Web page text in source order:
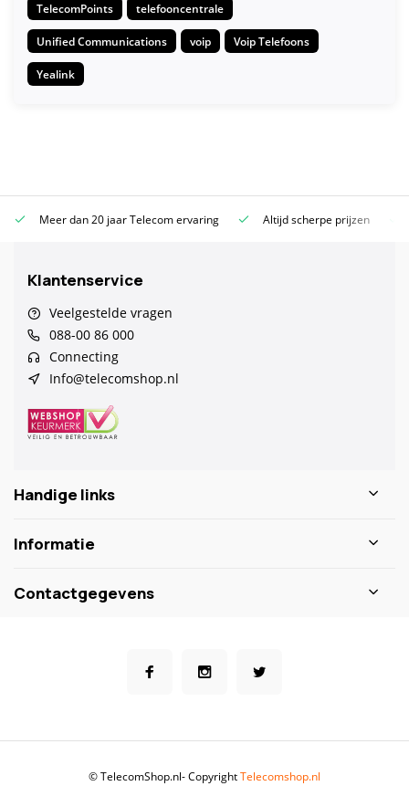
TelecomPoints telefooncentrale
Unified Communications voip Voip Telefoons
Yealink
Meer dan 20 jaar Telecom ervaring Altijd scherpe prijzen
Klantenservice
Veelgestelde vragen
088-00 86 000
Connecting
Info@telecomshop.nl
Handige links
Informatie
Contactgegevens
© TelecomShop.nl- CopyrightTelecomshop.nl